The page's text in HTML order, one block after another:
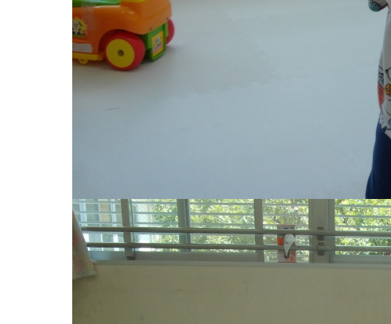
お知らせ
園のこと
理事長のことば
美⽊多幼稚園の理想
預かり保育［ヒラソル ]
グループ施設・
関係先リンク